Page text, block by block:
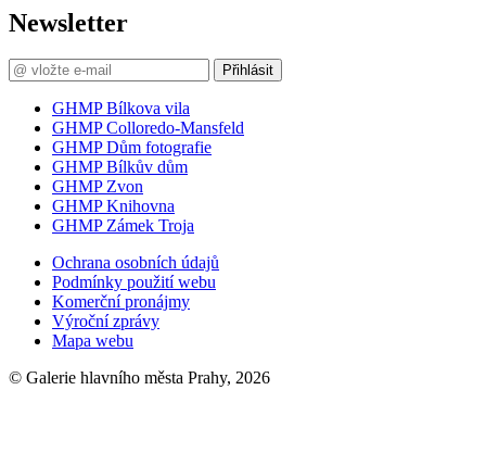
Newsletter
Přihlásit
GHMP Bílkova vila
GHMP Colloredo-Mansfeld
GHMP Dům fotografie
GHMP Bílkův dům
GHMP Zvon
GHMP Knihovna
GHMP Zámek Troja
Ochrana osobních údajů
Podmínky použití webu
Komerční pronájmy
Výroční zprávy
Mapa webu
© Galerie hlavního města Prahy, 2026